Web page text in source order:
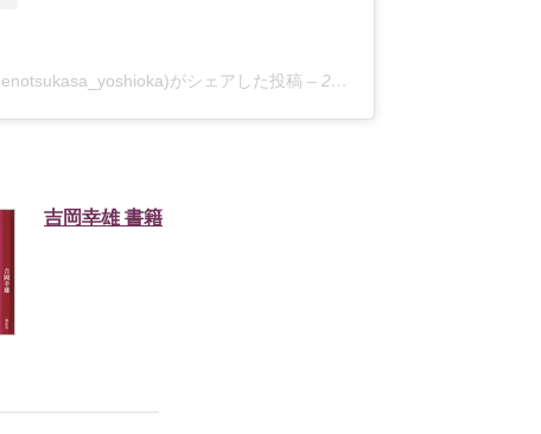
がシェアした投稿 – 2020年 3月月2日午後8時02分PST
吉岡幸雄 書籍